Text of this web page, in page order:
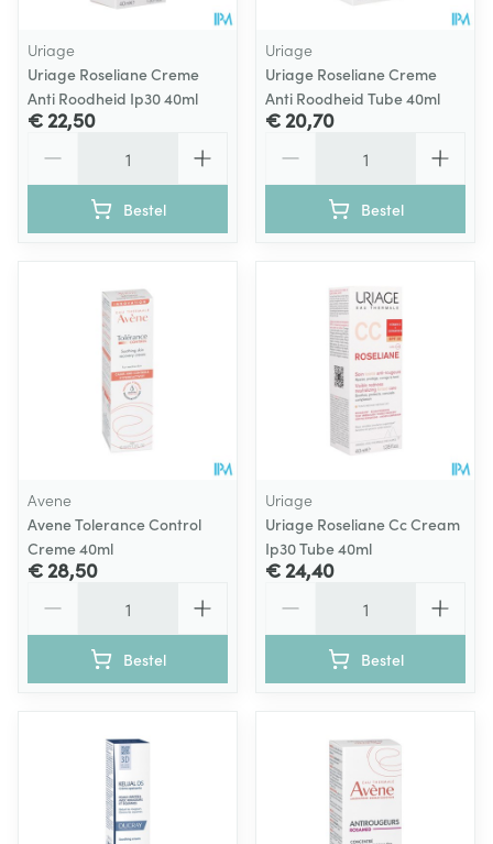
Uriage
Uriage Roseliane Creme
Anti Roodheid Ip30 40ml
€ 22,50
Bestel
Uriage
Uriage Roseliane Creme
Anti Roodheid Tube 40ml
€ 20,70
Bestel
Avene
Avene Tolerance Control
Creme 40ml
€ 28,50
Bestel
Uriage
Uriage Roseliane Cc Cream
Ip30 Tube 40ml
€ 24,40
Bestel